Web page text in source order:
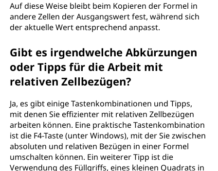
Auf diese Weise bleibt beim Kopieren der Formel in
andere Zellen der Ausgangswert fest, während sich
der aktuelle Wert entsprechend anpasst.
Gibt es irgendwelche Abkürzungen
oder Tipps für die Arbeit mit
relativen Zellbezügen?
Ja, es gibt einige Tastenkombinationen und Tipps,
mit denen Sie effizienter mit relativen Zellbezügen
arbeiten können. Eine praktische Tastenkombination
ist die F4-Taste (unter Windows), mit der Sie zwischen
absoluten und relativen Bezügen in einer Formel
umschalten können. Ein weiterer Tipp ist die
Verwendung des Füllgriffs, eines kleinen Quadrats in